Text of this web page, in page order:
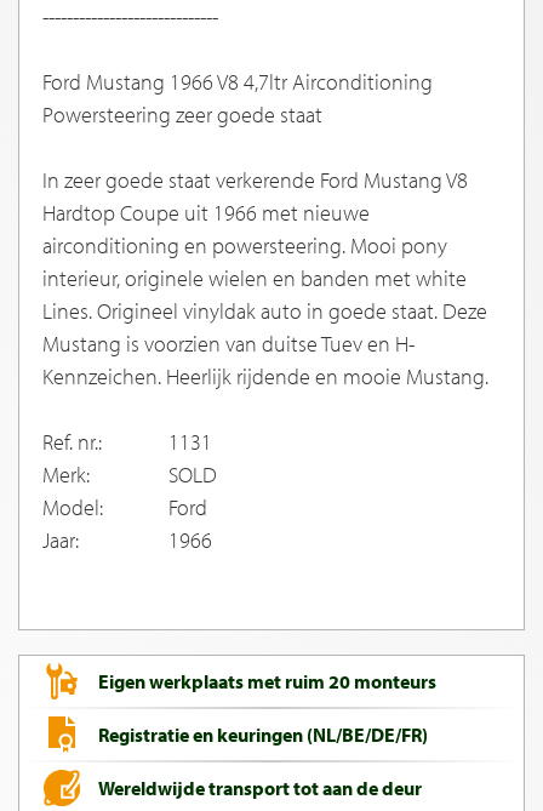
-----------------------------
Ford Mustang 1966 V8 4,7ltr Airconditioning
Powersteering zeer goede staat
In zeer goede staat verkerende Ford Mustang V8
Hardtop Coupe uit 1966 met nieuwe
airconditioning en powersteering. Mooi pony
interieur, originele wielen en banden met white
Lines. Origineel vinyldak auto in goede staat. Deze
Mustang is voorzien van duitse Tuev en H-
Kennzeichen. Heerlijk rijdende en mooie Mustang.
Ref. nr.:
1131
Merk:
SOLD
Model:
Ford
Jaar:
1966
Eigen werkplaats met ruim 20 monteurs
Registratie en keuringen (NL/BE/DE/FR)
Wereldwijde transport tot aan de deur